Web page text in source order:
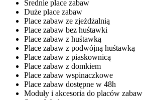
Średnie place zabaw
Duże place zabaw
Place zabaw ze zjeżdżalnią
Place zabaw bez huśtawki
Place zabaw z huśtawką
Place zabaw z podwójną huśtawką
Place zabaw z piaskownicą
Place zabaw z domkiem
Place zabaw wspinaczkowe
Place zabaw dostępne w 48h
Moduły i akcesoria do placów zabaw